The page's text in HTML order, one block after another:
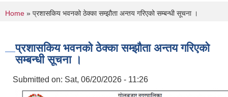
You are here
Home » प्रशासकिय भवनको ठेक्का सम्झौता अन्तय गरिएको सम्बन्धी सूचना ।
प्रशासकिय भवनको ठेक्का सम्झौता अन्तय गरिएको
सम्बन्धी सूचना ।
Submitted on: Sat, 06/20/2026 - 11:26